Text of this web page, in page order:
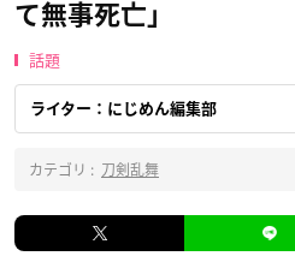
て無事死亡」
話題
ライター：にじめん編集部
カテゴリ : 刀剣乱舞